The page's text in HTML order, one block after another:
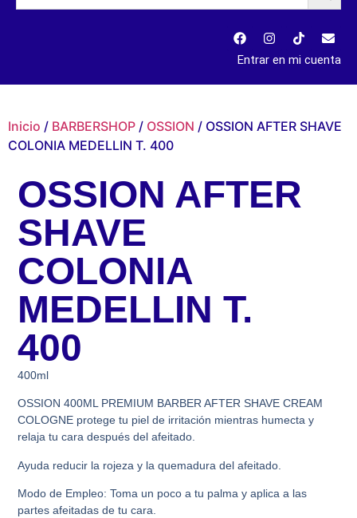
Entrar en mi cuenta
Inicio / BARBERSHOP / OSSION / OSSION AFTER SHAVE
COLONIA MEDELLIN T. 400
OSSION AFTER
SHAVE
COLONIA
MEDELLIN T.
400
400ml
OSSION 400ML PREMIUM BARBER AFTER SHAVE CREAM
COLOGNE protege tu piel de irritación mientras humecta y
relaja tu cara después del afeitado.
Ayuda reducir la rojeza y la quemadura del afeitado.
Modo de Empleo: Toma un poco a tu palma y aplica a las
partes afeitadas de tu cara.